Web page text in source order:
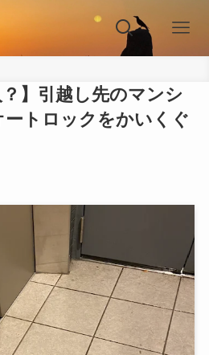
？】引越し先のマンシ
ートロックをかいくぐ